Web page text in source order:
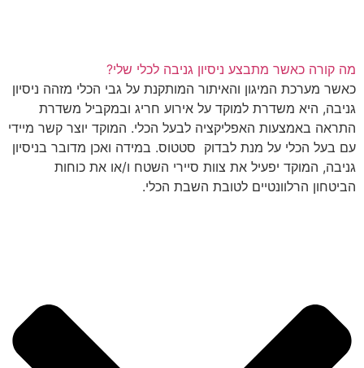
מה קורה כאשר מתבצע ניסיון גניבה לכלי שלי?
כאשר מערכת המיגון והאיתור המותקנת על גבי הכלי מזהה ניסיון
גניבה, היא משדרת למוקד על אירוע חריג ובמקביל משדרת
התראה באמצעות האפליקציה לבעל הכלי. המוקד יוצר קשר מיידי
עם בעל הכלי על מנת לבדוק סטטוס. במידה ואכן מדובר בניסיון
גניבה, המוקד יפעיל את צוות סיירי השטח ו/או את כוחות
הביטחון הרלוונטיים לטובת השבת הכלי.